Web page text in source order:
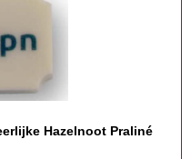
Hazelnoot Praliné